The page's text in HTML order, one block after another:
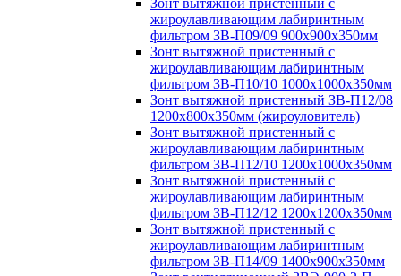
Зонт вытяжной пристенный с
жироулавливающим лабиринтным
фильтром ЗВ-П09/09 900х900х350мм
Зонт вытяжной пристенный с
жироулавливающим лабиринтным
фильтром ЗВ-П10/10 1000х1000х350мм
Зонт вытяжной пристенный ЗВ-П12/08
1200х800х350мм (жироуловитель)
Зонт вытяжной пристенный с
жироулавливающим лабиринтным
фильтром ЗВ-П12/10 1200х1000х350мм
Зонт вытяжной пристенный с
жироулавливающим лабиринтным
фильтром ЗВ-П12/12 1200х1200х350мм
Зонт вытяжной пристенный с
жироулавливающим лабиринтным
фильтром ЗВ-П14/09 1400х900х350мм